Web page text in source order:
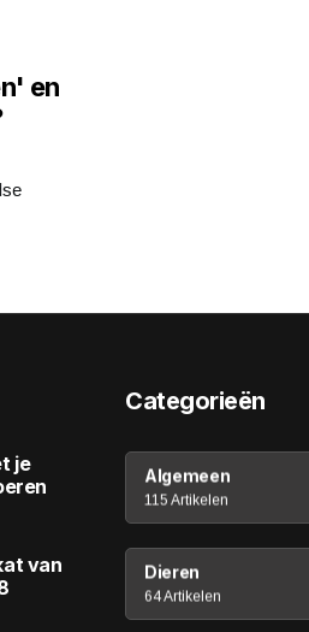
en
je
van
Categorieën
Algemeen
115 Artikelen
Dieren
64 Artikelen